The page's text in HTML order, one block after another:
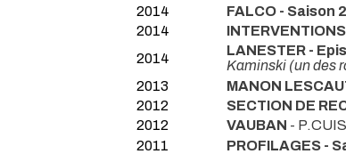
2014
FALCO - Saison
2014
2014
LANESTER -
Kaminski (un des
2013
MANON
2012
SECTION DE
2012
VAUBAN -
2011
PROFILAGES -